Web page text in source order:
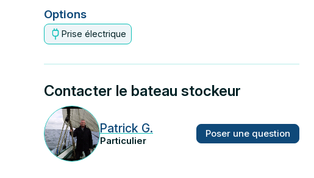
Options
Prise électrique
Contacter le bateau stockeur
Patrick G.
Particulier
Poser une question